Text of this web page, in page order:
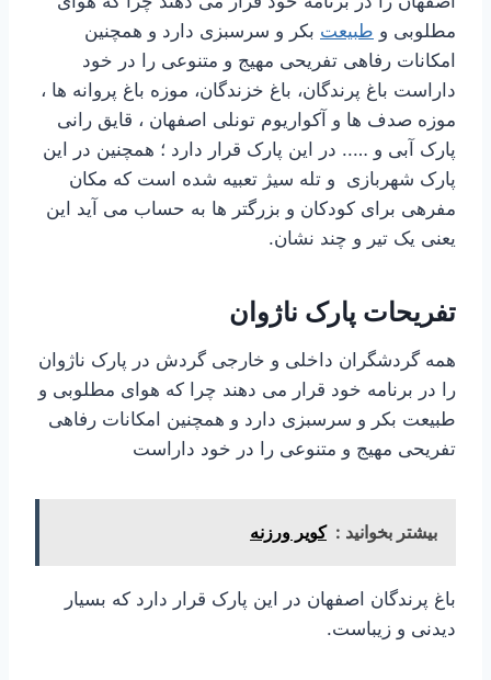
مطلوبی و طبیعت بکر و سرسبزی دارد و همچنین
امکانات رفاهی تفریحی مهیج و متنوعی را در خود
داراست باغ پرندگان، باغ خزندگان، موزه باغ پروانه ها ،
موزه صدف ها و آکواریوم تونلی اصفهان ، قایق رانی
پارک آبی و ….. در این پارک قرار دارد ؛ همچنین در این
پارک شهربازی و تله سیژ تعبیه شده است که مکان
مفرهی برای کودکان و بزرگتر ها به حساب می آید این
یعنی یک تیر و چند نشان.
تفریحات پارک ناژوان
همه گردشگران داخلی و خارجی گردش در پارک ناژوان
را در برنامه خود قرار می دهند چرا که هوای مطلوبی و
طبیعت بکر و سرسبزی دارد و همچنین امکانات رفاهی
تفریحی مهیج و متنوعی را در خود داراست
بیشتر بخوانید : کویر ورزنه
باغ پرندگان اصفهان در این پارک قرار دارد که بسیار
دیدنی و زیباست.